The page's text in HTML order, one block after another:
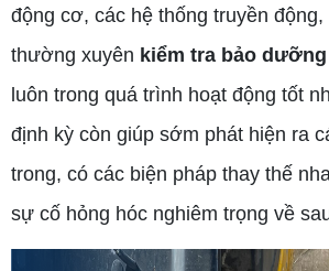
động cơ, các hệ thống truyền
thường xuyên kiểm tra bảo dưỡng
luôn trong quá trình hoạt động tốt
định kỳ còn giúp sớm phát hiện ra
trong, có các biện pháp thay thế
sự cố hỏng hóc nghiêm trọng về